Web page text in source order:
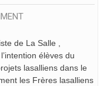
de La Salle ,
élèves du
lasalliens dans le
les Frères lasalliens